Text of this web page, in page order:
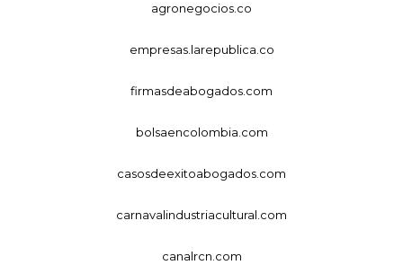
agronegocios.co
empresas.larepublica.co
firmasdeabogados.com
bolsaencolombia.com
casosdeexitoabogados.com
carnavalindustriacultural.com
canalrcn.com